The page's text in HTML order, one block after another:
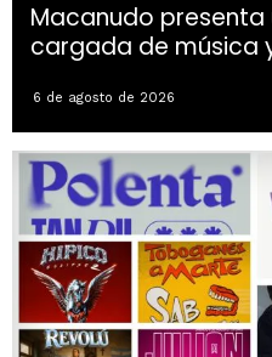
Macanudo
cargada de música
6 de agosto de 2026